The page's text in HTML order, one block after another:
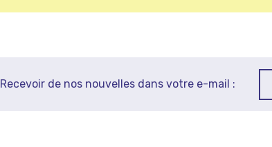
Recevoir de nos nouvelles dans votre e-mail :